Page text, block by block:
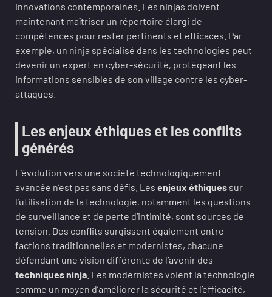
innovations contemporaines. Les ninjas doivent
maintenant maîtriser un répertoire élargi de
compétences pour rester pertinents et efficaces. Par
exemple, un ninja spécialisé dans les technologies peut
devenir un expert en cyber-sécurité, protégeant les
informations sensibles de son village contre les cyber-
attaques.
Les enjeux éthiques et les conflits
générés
L’évolution vers une société technologiquement
avancée n’est pas sans défis. Les enjeux éthiques sur
l’utilisation de la technologie, notamment les questions
de surveillance et de perte d’intimité, sont sources de
tension. Des conflits surgissent également entre
factions traditionnelles et modernistes, chacune
défendant une vision différente de l’avenir des
techniques ninja . Les modernistes voient la technologie
comme un moyen d’améliorer la sécurité et l’efficacité,